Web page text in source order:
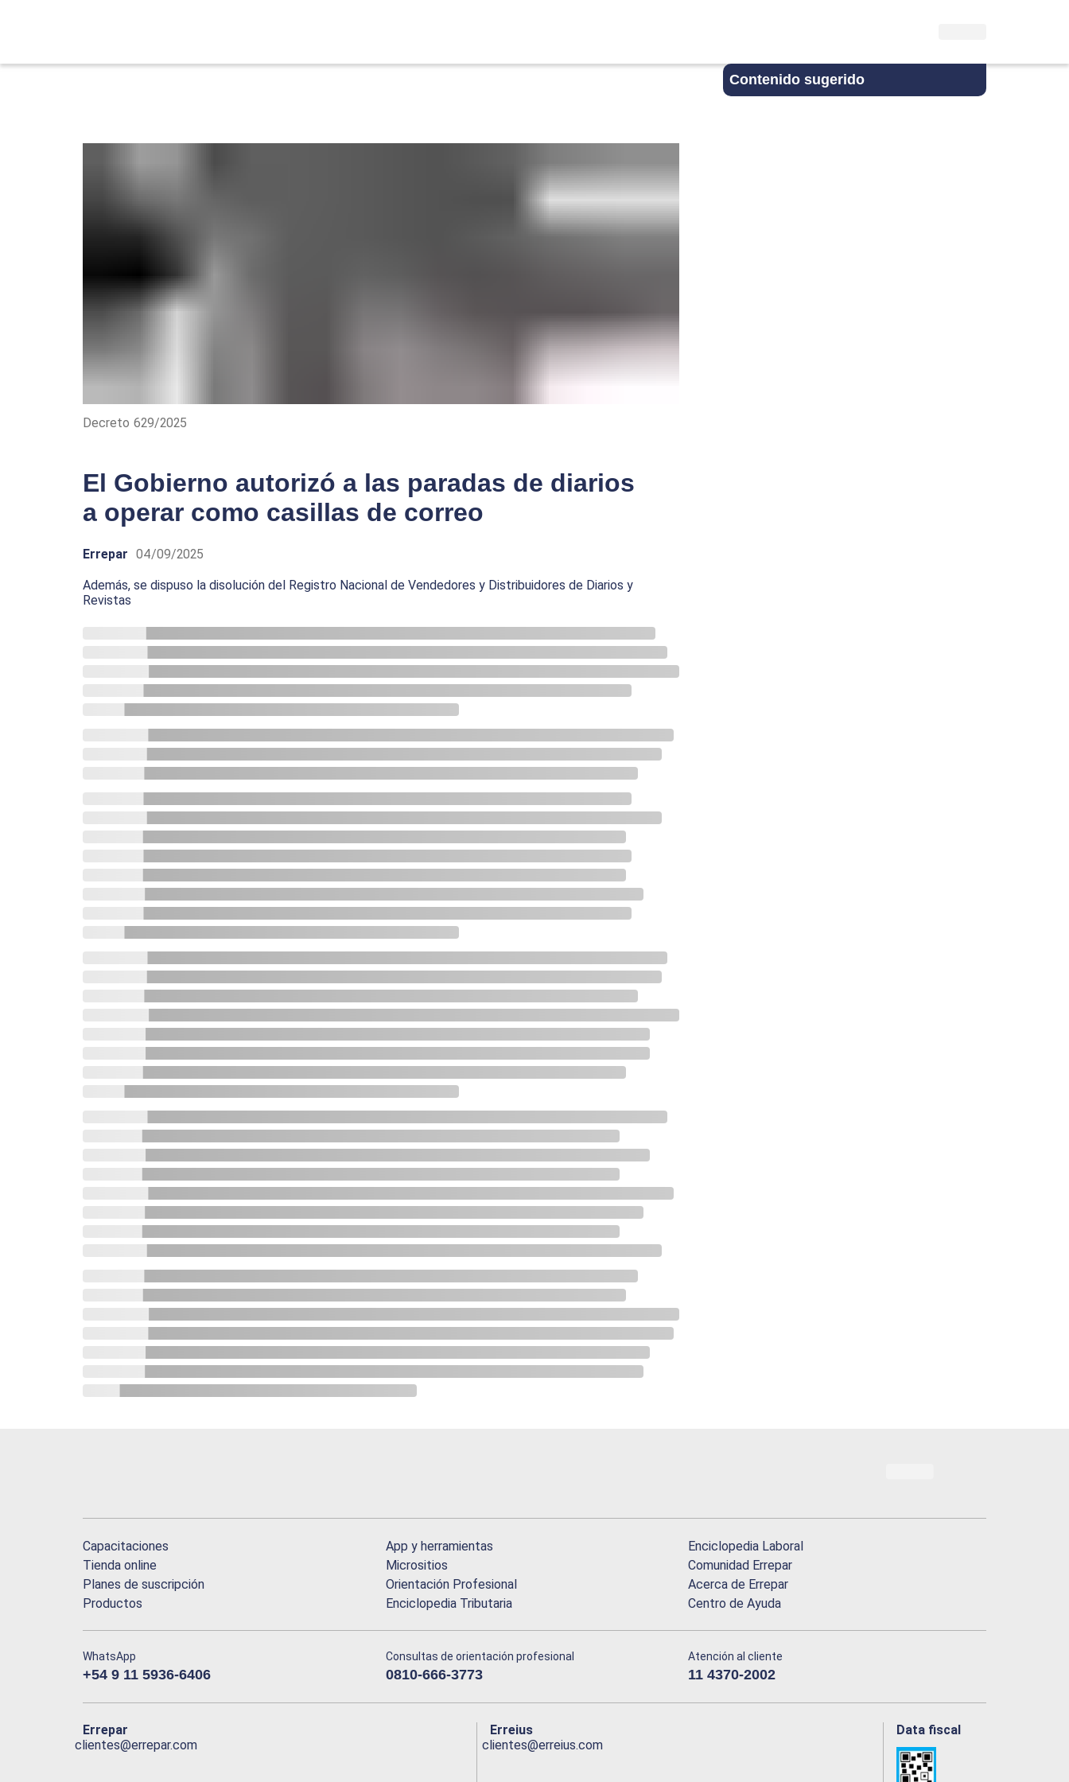
Contenido sugerido
Decreto 629/2025
El Gobierno autorizó a las paradas de diarios
a operar como casillas de correo
Errepar 04/09/2025
Además, se dispuso la disolución del Registro Nacional de Vendedores y Distribuidores de Diarios y
Revistas
Capacitaciones
Tienda online
Planes de suscripción
Productos
App y herramientas
Micrositios
Orientación Profesional
Enciclopedia Tributaria
Enciclopedia Laboral
Comunidad Errepar
Acerca de Errepar
Centro de Ayuda
WhatsApp
+54 9 11 5936-6406
Consultas de orientación profesional
0810-666-3773
Atención al cliente
11 4370-2002
Errepar
clientes@errepar.com
Erreius
clientes@erreius.com
Data fiscal